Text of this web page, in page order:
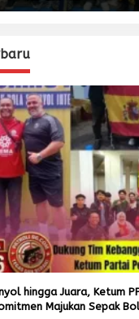
hingga Juara, Ketum
Majukan Sepak